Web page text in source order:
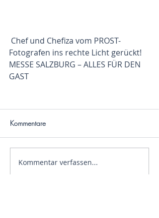
Fotografen ins rechte Licht gerückt!
MESSE SALZBURG – ALLES FÜR DEN
GAST
Kommentare
Kommentar verfassen...